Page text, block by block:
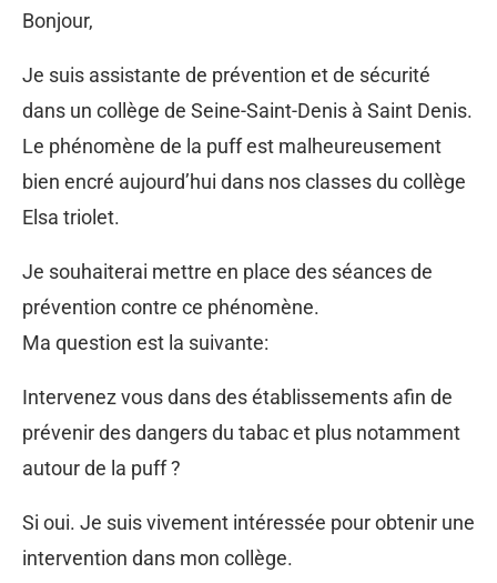
Bonjour,
Je suis assistante de prévention et de sécurité
dans un collège de Seine-Saint-Denis à Saint Denis.
Le phénomène de la puff est malheureusement
bien encré aujourd’hui dans nos classes du collège
Elsa triolet.
Je souhaiterai mettre en place des séances de
prévention contre ce phénomène.
Ma question est la suivante:
Intervenez vous dans des établissements afin de
prévenir des dangers du tabac et plus notamment
autour de la puff ?
Si oui. Je suis vivement intéressée pour obtenir une
intervention dans mon collège.